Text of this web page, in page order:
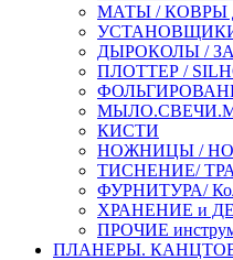
МАТЫ / КОВРЫ
ДЫРОКОЛЫ /
ПЛОТТЕР /
КИСТИ
НОЖНИЦЫ /
ТИСНЕНИЕ/
ФУРНИТУРА/
ХРАНЕНИЕ и
ПРОЧИЕ
ПЛАНЕРЫ.